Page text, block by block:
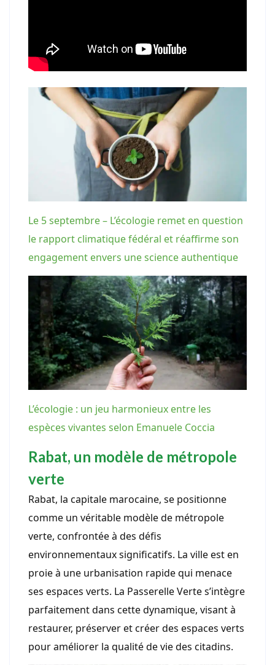
Le 5 septembre – L’écologie remet en question
le rapport climatique fédéral et réaffirme son
engagement envers une science authentique
L’écologie : un jeu harmonieux entre les
espèces vivantes selon Emanuele Coccia
Rabat, un modèle de métropole
verte
Rabat, la capitale marocaine, se positionne
comme un véritable modèle de métropole
verte, confrontée à des défis
environnementaux significatifs. La ville est en
proie à une urbanisation rapide qui menace
ses espaces verts. La Passerelle Verte s’intègre
parfaitement dans cette dynamique, visant à
restaurer, préserver et créer des espaces verts
pour améliorer la qualité de vie des citadins.